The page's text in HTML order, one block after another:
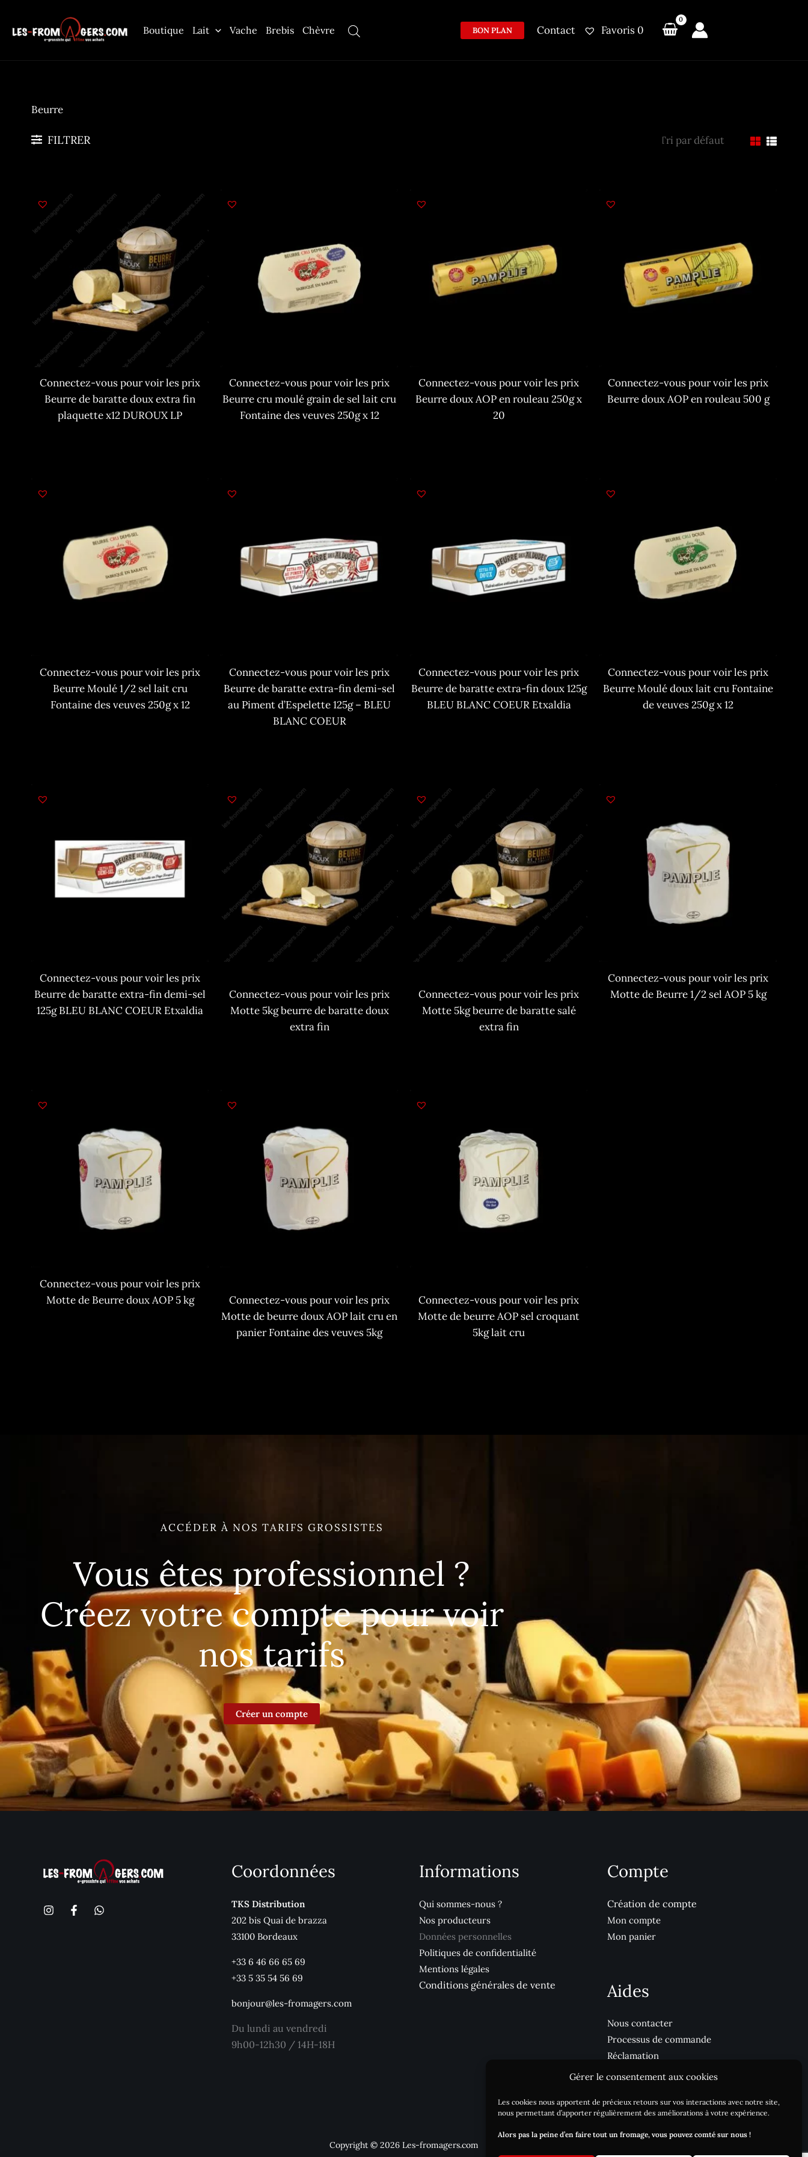
Gérer le consentement aux cookies
Les cookies nous apportent de précieux retours sur vos interactions avec notre site,
nous permettant d’apporter régulièrement des améliorations à votre expérience.
Alors pas la peine d’en faire tout un fromage, vous pouvez comté sur nous !
contenu
Boutique Lait Vache Brebis Chèvre BON PLAN Contact Favoris 0
Beurre
FILTRER
Connectez-vous pour voir les prix
Beurre de baratte doux extra fin
plaquette x12 DUROUX LP
Connectez-vous pour voir les prix
Beurre cru moulé grain de sel lait cru
Fontaine des veuves 250g x 12
Connectez-vous pour voir les prix
Beurre doux AOP en rouleau 250g x
20
Connectez-vous pour voir les prix
Beurre doux AOP en rouleau 500 g
Connectez-vous pour voir les prix
Beurre Moulé 1/2 sel lait cru
Fontaine des veuves 250g x 12
Connectez-vous pour voir les prix
Beurre de baratte extra-fin demi-sel
au Piment d’Espelette 125g – BLEU
BLANC COEUR
Connectez-vous pour voir les prix
Beurre de baratte extra-fin doux 125g
BLEU BLANC COEUR Etxaldia
Connectez-vous pour voir les prix
Beurre Moulé doux lait cru Fontaine
de veuves 250g x 12
Connectez-vous pour voir les prix
Beurre de baratte extra-fin demi-sel
125g BLEU BLANC COEUR Etxaldia
Connectez-vous pour voir les prix
Motte 5kg beurre de baratte doux
extra fin
Connectez-vous pour voir les prix
Motte 5kg beurre de baratte salé
extra fin
Connectez-vous pour voir les prix
Motte de Beurre 1/2 sel AOP 5 kg
Connectez-vous pour voir les prix
Motte de Beurre doux AOP 5 kg
Connectez-vous pour voir les prix
Motte de beurre doux AOP lait cru en
panier Fontaine des veuves 5kg
Connectez-vous pour voir les prix
Motte de beurre AOP sel croquant
5kg lait cru
ACCÉDER À NOS TARIFS GROSSISTES
Vous êtes professionnel ?
Créez votre compte pour voir
nos tarifs
Créer un compte
Coordonnées
TKS Distribution
202 bis Quai de brazza
33100 Bordeaux
+33 6 46 66 65 69
+33 5 35 54 56 69
bonjour@les-fromagers.com
Du lundi au vendredi
9h00-12h30 / 14H-18H
Informations
Qui sommes-nous ?
Nos producteurs
Données personnelles
Politiques de confidentialité
Mentions légales
Conditions générales de vente
Compte
Création de compte
Mon compte
Mon panier
Aides
Nous contacter
Processus de commande
Réclamation
Livraison / DLC
Copyright © 2026 Les-fromagers.com